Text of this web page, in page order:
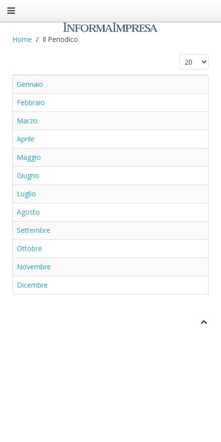
Home Il Periodico
Visualizza n.
Gennaio
Febbraio
Marzo
Aprile
Maggio
Giugno
Luglio
Agosto
Settembre
Ottobre
Novembre
Dicembre